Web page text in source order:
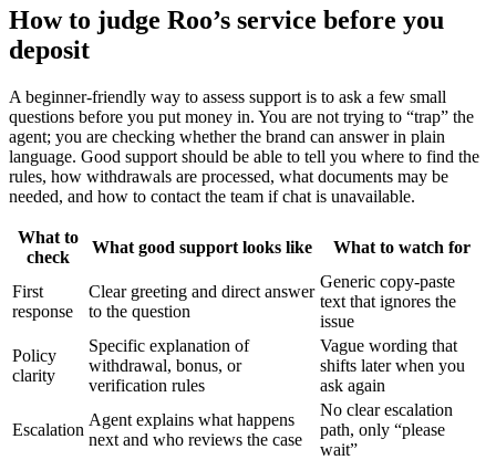
How to judge Roo’s service before you
deposit
A beginner-friendly way to assess support is to ask a few small
questions before you put money in. You are not trying to “trap” the
agent; you are checking whether the brand can answer in plain
language. Good support should be able to tell you where to find the
rules, how withdrawals are processed, what documents may be
needed, and how to contact the team if chat is unavailable.
What to
check
What good support looks like What to watch for
First
response
Clear greeting and direct answer
to the question
Generic copy-paste
text that ignores the
issue
Policy
clarity
Specific explanation of
withdrawal, bonus, or
verification rules
Vague wording that
shifts later when you
ask again
Escalation
Agent explains what happens
next and who reviews the case
No clear escalation
path, only “please
wait”